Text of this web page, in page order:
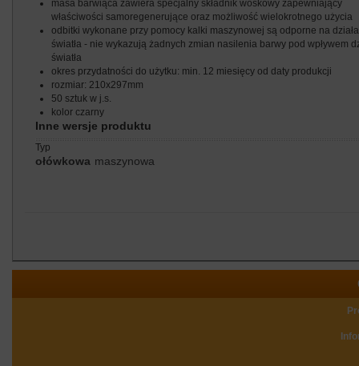
masa barwiąca zawiera specjalny składnik woskowy zapewniający
właściwości samoregenerujące oraz możliwość wielokrotnego użycia
odbitki wykonane przy pomocy kalki maszynowej są odporne na
światła - nie wykazują żadnych zmian nasilenia barwy pod wpływem
światła
okres przydatności do użytku: min. 12 miesięcy od daty produkcji
rozmiar: 210x297mm
50 sztuk w j.s.
kolor czarny
Inne wersje produktu
typ
ołówkowa maszynowa